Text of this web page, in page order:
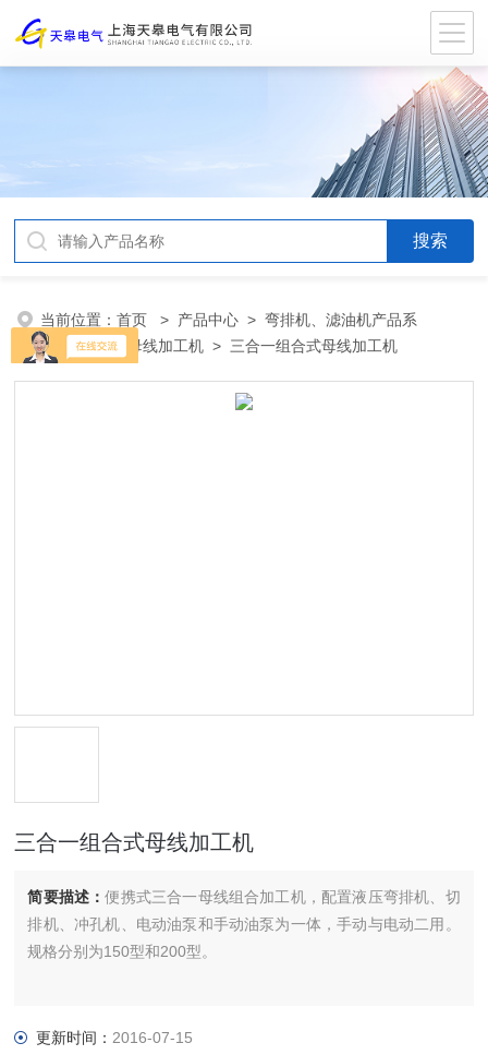
当前位置：首页 > 产品中心 >弯排机、滤油机产品系
列
>三合一母线加工机 > 三合一组合式母线加工机
三合一组合式母线加工机
简要描述：便携式三合一母线组合加工机，配置液压弯排机、切
排机、冲孔机、电动油泵和手动油泵为一体，手动与电动二用。
规格分别为150型和200型。
更新时间： 2016-07-15